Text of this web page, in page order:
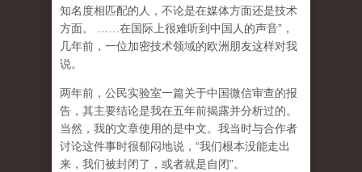
知名度相匹配的人，不论是在媒体方面还是技术
方面。 ……在国际上很难听到中国人的声音”，
几年前，一位加密技术领域的欧洲朋友这样对我
说。
两年前，公民实验室一篇关于中国微信审查的报
告，其主要结论是我在五年前揭露并分析过的。
当然，我的文章使用的是中文。我当时与合作者
讨论这件事时很郁闷地说，“我们根本没能走出
来，我们被封闭了，或者就是自闭”。